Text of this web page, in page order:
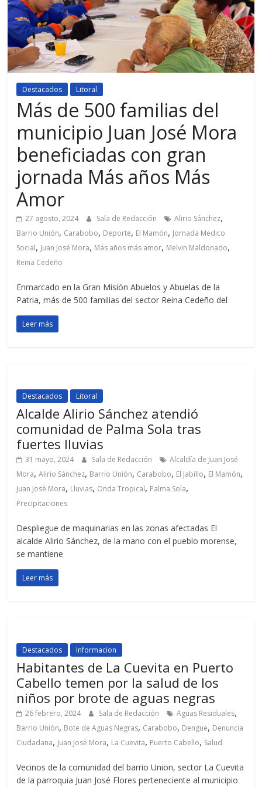
Destacados Litoral
Más de 500 familias del
municipio Juan José Mora
beneficiadas con gran
jornada Más años Más
Amor
27 agosto, 2024 Sala de Redacción Alirio Sánchez,
Barrio Unión, Carabobo, Deporte, El Mamón, Jornada Medico
Social, Juan José Mora, Más años más amor, Melvin Maldonado,
Reina Cedeño
Enmarcado en la Gran Misión Abuelos y Abuelas de la
Patria, más de 500 familias del sector Reina Cedeño del
Leer más
Destacados Litoral
Alcalde Alirio Sánchez atendió
comunidad de Palma Sola tras
fuertes lluvias
31 mayo, 2024 Sala de Redacción
Alcaldía de Juan José
Mora,Alirio Sánchez, Barrio Unión, Carabobo, El Jabillo, El Mamón,
Juan José Mora, Lluvias, Onda Tropical, Palma Sola,
Precipitaciones
Despliegue de maquinarias en las zonas afectadas El
alcalde Alirio Sánchez, de la mano con el pueblo morense,
se mantiene
Leer más
Destacados Informacion
Habitantes de La Cuevita en Puerto
Cabello temen por la salud de los
niños por brote de aguas negras
26 febrero, 2024 Sala de Redacción Aguas Residuales,
Barrio Unión, Bote de Aguas Negras, Carabobo, Dengue, Denuncia
Ciudadana, Juan José Mora, La Cuevita, Puerto Cabello, Salud
Vecinos de la comunidad del barrio Union, sector La Cuevita
de la parroquia Juan José Flores perteneciente al municipio